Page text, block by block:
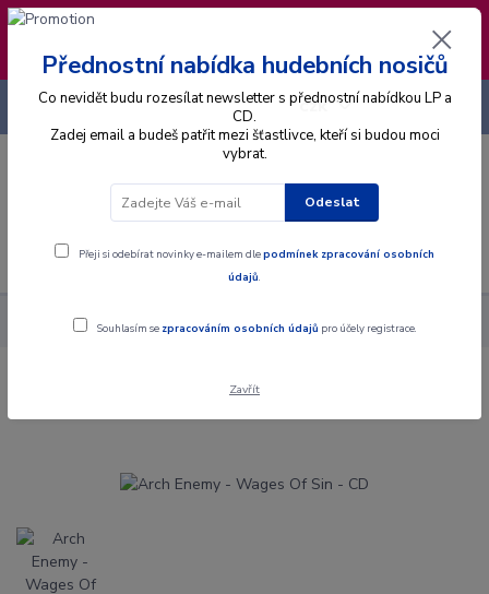
❣️ Od 4.8. do 13.8. čerpám dovolenou. Datum
expedice objednávek se posouvá na pátek
14.8.2026 🐋
Menu
CZK
+420 725 736 293
Alba CD Arch Enemy - Wages Of Sin - CD
Arch Enemy - Wages Of Sin - CD
Přednostní nabídka hudebních nosičů
Co nevidět budu rozesílat newsletter s přednostní nabídkou LP a
CD.
Zadej email a budeš patřit mezi šťastlivce, kteří si budou moci
vybrat.
Odeslat
Přeji si odebírat novinky e-mailem dlepodmínek zpracování osobních
údajů.
Souhlasím se zpracováním osobních údajů pro účely registrace.
Zavřít